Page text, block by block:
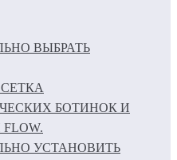
ВЫБРАТЬ
БОТИНОК И
УСТАНОВИТЬ